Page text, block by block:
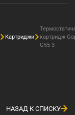
Картриджи
картридж
G55-3
НАЗАД К СПИСКУ